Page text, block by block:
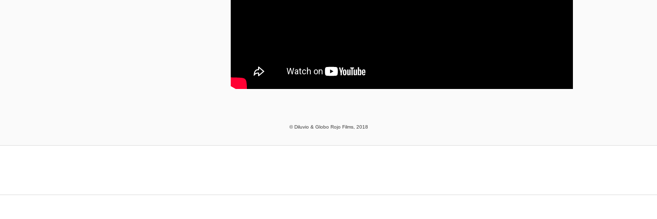
© Diluvio & Globo Rojo Films, 2018